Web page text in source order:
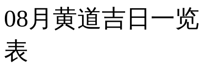
08月黄道吉日一览
表